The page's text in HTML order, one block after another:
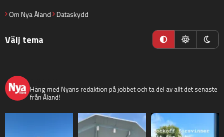
Om Nya Åland Dataskydd
Välj tema
Häng med Nyans redaktion på jobbet och ta del av allt det senaste
från Åland!